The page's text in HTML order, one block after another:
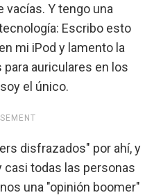
vacías. Y tengo una
Escribo esto
mi iPod y lamento la
auriculares en los
el único.
disfrazados" por ahí, y
casi todas las personas
una "opinión boomer"